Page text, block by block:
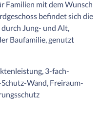
Familien mit dem Wunsch
befindet sich die
Jung- und Alt,
Baufamilie, genutzt
3-fach-
Wand, Freiraum-